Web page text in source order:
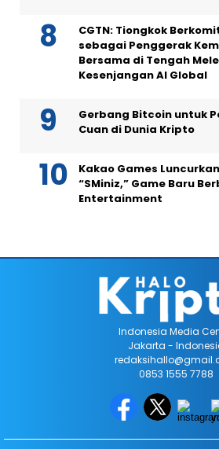
CGTN: Tiongkok
sebagai Penggerak
Bersama di Tengah
Kesenjangan AI Global
Gerbang Bitcoin untuk
Cuan di Dunia Kripto
Kakao Games
“SMiniz,” Game Baru
Entertainment
Indonesia Media
Jakarta -
0853 1555 7788